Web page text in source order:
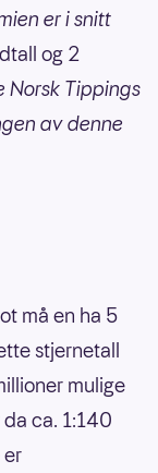
er i snitt
og 2
Norsk Tippings
av denne
må en ha 5
stjernetall
mulige
ca. 1:140